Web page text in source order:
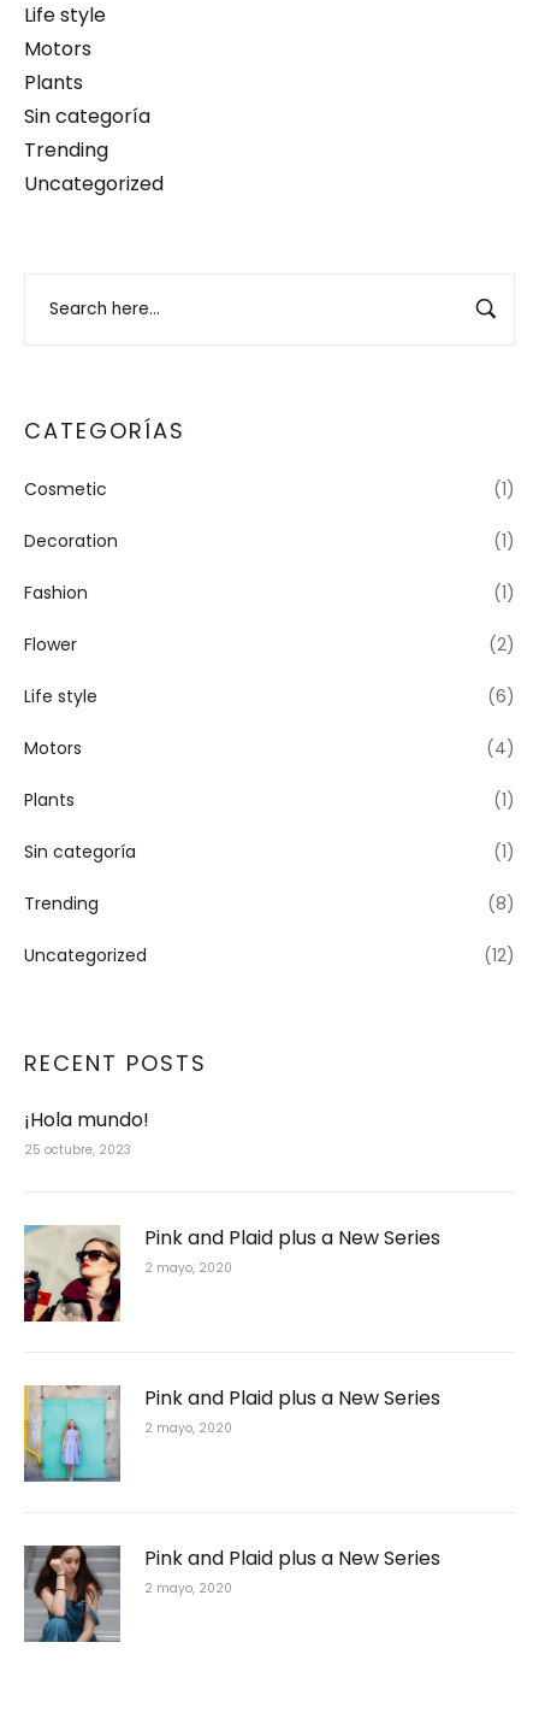
Life style
Motors
Plants
Sin categoría
Trending
Uncategorized
CATEGORÍAS
Cosmetic (1)
Decoration (1)
Fashion (1)
Flower (2)
Life style (6)
Motors (4)
Plants (1)
Sin categoría (1)
Trending (8)
Uncategorized (12)
RECENT POSTS
¡Hola mundo!
25 octubre, 2023
Pink and Plaid plus a New Series
2 mayo, 2020
Pink and Plaid plus a New Series
2 mayo, 2020
Pink and Plaid plus a New Series
2 mayo, 2020